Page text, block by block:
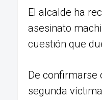
El alcalde ha
asesinato
cuestión que
De confirmarse
segunda